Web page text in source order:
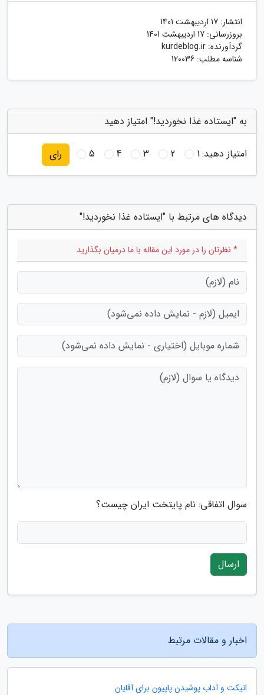
انتشار: 17 اردیبهشت 1401
بروزرسانی: 17 اردیبهشت 1401
گردآورنده: kurdeblog.ir
شناسه مطلب: 120036
به "ایستاده غذا نخوردید!" امتیاز دهید
امتیاز دهید:1
2
3
4
5 رای
دیدگاه های مرتبط با "ایستاده غذا نخوردید!"
* نظرتان را در مورد این مقاله با ما درمیان بگذارید
سوال اتفاقی: نام پایتخت ایران چیست؟
ارسال
اخبار و مقالات مرتبط
اتیکت و آداب پوشیدن پاپیون برای آقایان